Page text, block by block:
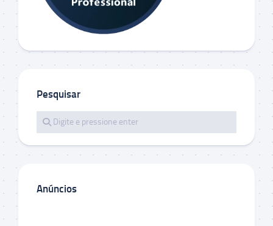
Pesquisar
Anúncios